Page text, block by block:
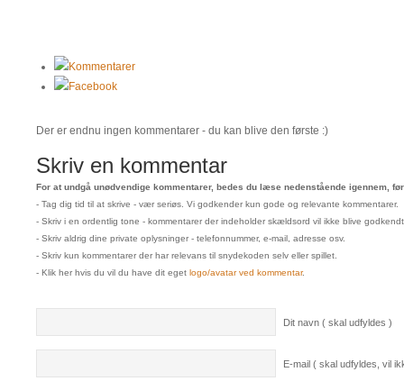
Kommentarer
Facebook
Der er endnu ingen kommentarer - du kan blive den første :)
Skriv en kommentar
For at undgå unødvendige kommentarer, bedes du læse nedenstående igennem,
- Tag dig tid til at skrive - vær seriøs. Vi godkender kun gode og relevante kommentarer.
- Skriv i en ordentlig tone - kommentarer der indeholder skældsord vil ikke blive
- Skriv aldrig dine private oplysninger - telefonnummer, e-mail, adresse osv.
- Skriv kun kommentarer der har relevans til snydekoden selv eller spillet.
- Klik her hvis du vil du have dit eget logo/avatar ved kommentar.
Dit navn ( skal udfyldes )
E-mail ( skal udfyldes, vil